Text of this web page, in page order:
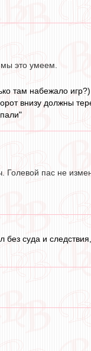
это умеем.
там набежало
внизу должны
Голевой пас не
суда и